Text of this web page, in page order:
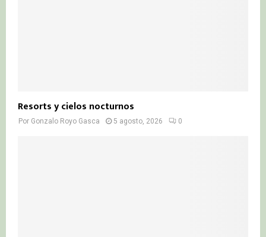
Resorts y cielos nocturnos
Por Gonzalo Royo Gasca 5 agosto, 2026 0